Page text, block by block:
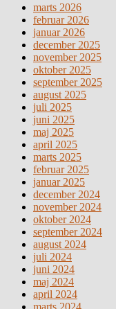
marts 2026
februar 2026
januar 2026
december 2025
november 2025
oktober 2025
september 2025
august 2025
juli 2025
juni 2025
maj 2025
april 2025
marts 2025
februar 2025
januar 2025
december 2024
november 2024
oktober 2024
september 2024
august 2024
juli 2024
juni 2024
maj 2024
april 2024
marts 2024